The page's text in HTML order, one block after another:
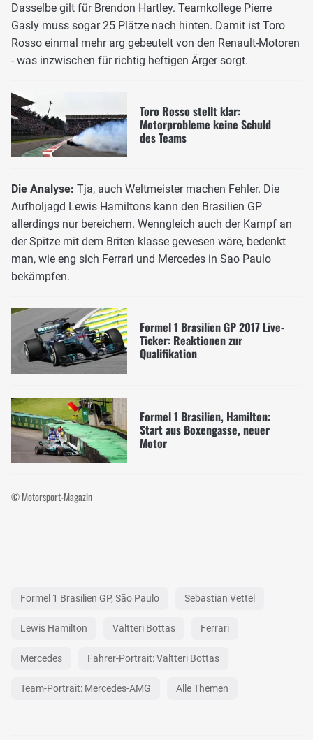
Dasselbe gilt für Brendon Hartley. Teamkollege Pierre
Gasly muss sogar 25 Plätze nach hinten. Damit ist Toro
Rosso einmal mehr arg gebeutelt von den Renault-Motoren
- was inzwischen für richtig heftigen Ärger sorgt.
Toro Rosso stellt klar:
Motorprobleme keine Schuld
des Teams
Die Analyse: Tja, auch Weltmeister machen Fehler. Die
Aufholjagd Lewis Hamiltons kann den Brasilien GP
allerdings nur bereichern. Wenngleich auch der Kampf an
der Spitze mit dem Briten klasse gewesen wäre, bedenkt
man, wie eng sich Ferrari und Mercedes in Sao Paulo
bekämpfen.
Formel 1 Brasilien GP 2017 Live-
Ticker: Reaktionen zur
Qualifikation
Formel 1 Brasilien, Hamilton:
Start aus Boxengasse, neuer
Motor
© Motorsport-Magazin
Formel 1 Brasilien GP, São Paulo Sebastian Vettel
Lewis Hamilton Valtteri Bottas Ferrari
Mercedes Fahrer-Portrait: Valtteri Bottas
Team-Portrait: Mercedes-AMG Alle Themen